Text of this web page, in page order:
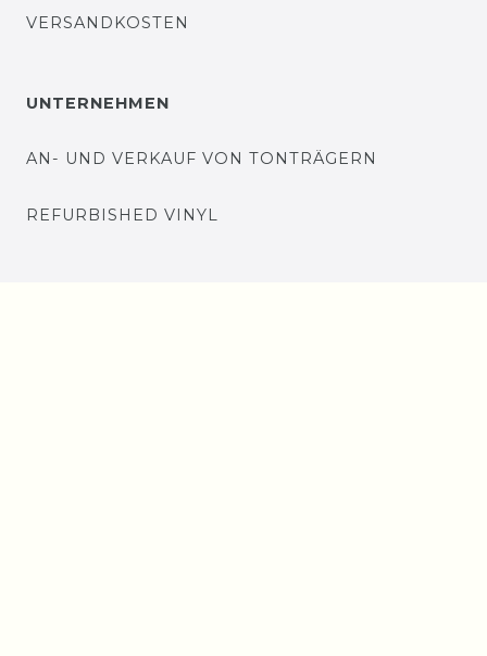
VERSANDKOSTEN
UNTERNEHMEN
AN- UND VERKAUF VON TONTRÄGERN
REFURBISHED VINYL